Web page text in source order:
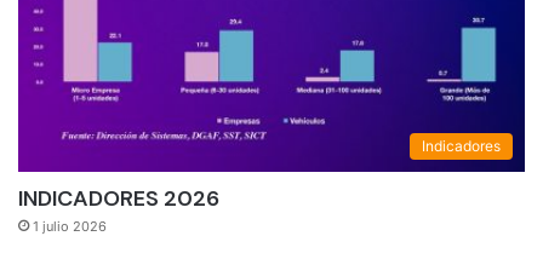
Indicadores
INDICADORES 2026
1 julio 2026